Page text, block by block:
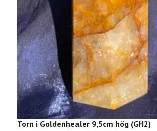
Torn i Goldenhealer 9,5cm hög (GH2)